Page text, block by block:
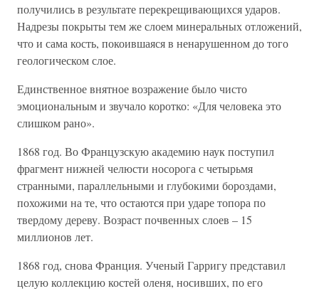
получились в результате перекрещивающихся ударов.
Надрезы покрыты тем же слоем минеральных отложений,
что и сама кость, покоившаяся в ненарушенном до того
геологическом слое.
Единственное внятное возражение было чисто
эмоциональным и звучало коротко: «Для человека это
слишком рано».
1868 год. Во Французскую академию наук поступил
фрагмент нижней челюсти носорога с четырьмя
странными, параллельными и глубокими бороздами,
похожими на те, что остаются при ударе топора по
твердому дереву. Возраст почвенных слоев – 15
миллионов лет.
1868 год, снова Франция. Ученый Гарригу представил
целую коллекцию костей оленя, носивших, по его